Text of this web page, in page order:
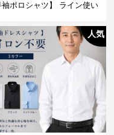
袖ポロシャツ】 ライン使い
人気